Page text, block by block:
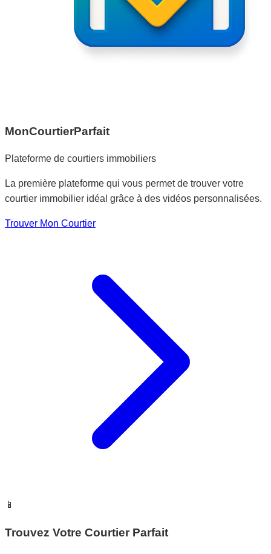
MonCourtierParfait
Plateforme de courtiers immobiliers
La première plateforme qui vous permet de trouver votre
courtier immobilier idéal grâce à des vidéos personnalisées.
Trouver Mon Courtier
📱
Trouvez Votre Courtier Parfait